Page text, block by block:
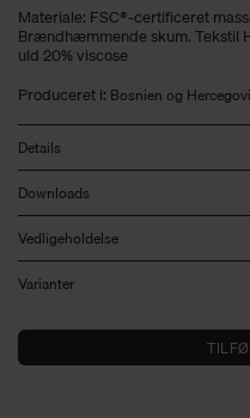
Materiale: FSC®-certificeret
Brændhæmmende skum. Tekstil
uld 20% viscose
Produceret i: Bosnien og
Details
Downloads
Vedligeholdelse
Varianter